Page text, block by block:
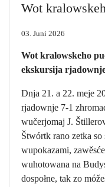
Wot
03. Juni 2026
Wot kralowskeho
ekskursija
Dnja 21. a 22. meje
rjadownje 7-1
wučerjomaj J.
Štwórtk rano zetka
wupokazami,
wuhotowana na
dospołne, tak zo